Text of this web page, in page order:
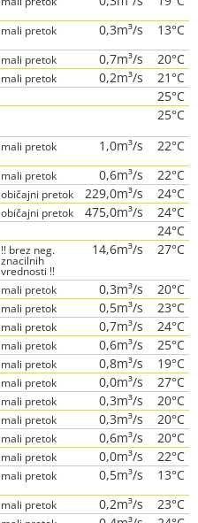
mali pretok 0,3m³/s
13°C
mali pretok 0,7m³/s
20°C
mali pretok 0,2m³/s
21°C
25°C
25°C
mali pretok 1,0m³/s
22°C
mali pretok 0,6m³/s
22°C
običajni pretok 229,0m³/s
24°C
običajni pretok 475,0m³/s
24°C
24°C
!! brez neg.
znacilnih
vrednosti !!
14,6m³/s 27°C
mali pretok 0,3m³/s
20°C
mali pretok 0,5m³/s
23°C
mali pretok 0,7m³/s
24°C
mali pretok 0,6m³/s
25°C
mali pretok 0,8m³/s
19°C
mali pretok 0,0m³/s
27°C
mali pretok 0,3m³/s
20°C
mali pretok 0,3m³/s
20°C
mali pretok 0,6m³/s
20°C
mali pretok 0,0m³/s
22°C
mali pretok 0,5m³/s
13°C
mali pretok 0,2m³/s
23°C